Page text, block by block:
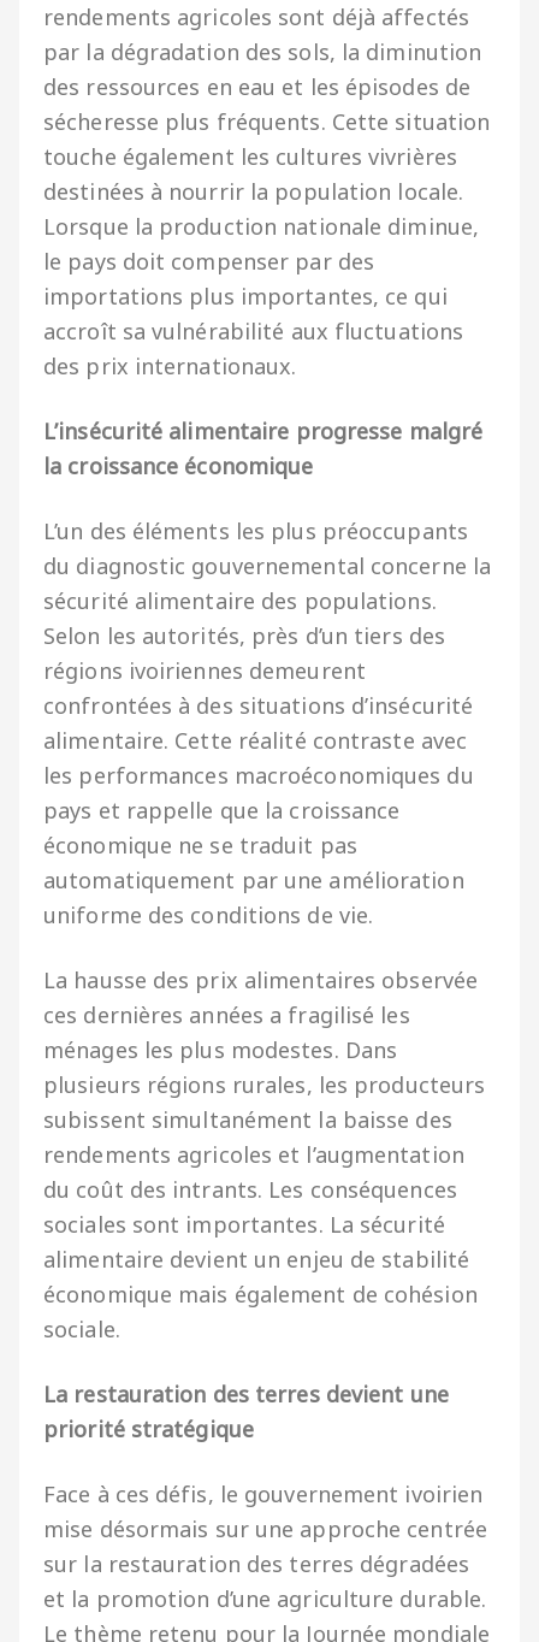
rendements agricoles sont déjà affectés
par la dégradation des sols, la diminution
des ressources en eau et les épisodes de
sécheresse plus fréquents. Cette situation
touche également les cultures vivrières
destinées à nourrir la population locale.
Lorsque la production nationale diminue,
le pays doit compenser par des
importations plus importantes, ce qui
accroît sa vulnérabilité aux fluctuations
des prix internationaux.
L’insécurité alimentaire progresse malgré
la croissance économique
L’un des éléments les plus préoccupants
du diagnostic gouvernemental concerne la
sécurité alimentaire des populations.
Selon les autorités, près d’un tiers des
régions ivoiriennes demeurent
confrontées à des situations d’insécurité
alimentaire. Cette réalité contraste avec
les performances macroéconomiques du
pays et rappelle que la croissance
économique ne se traduit pas
automatiquement par une amélioration
uniforme des conditions de vie.
La hausse des prix alimentaires observée
ces dernières années a fragilisé les
ménages les plus modestes. Dans
plusieurs régions rurales, les producteurs
subissent simultanément la baisse des
rendements agricoles et l’augmentation
du coût des intrants. Les conséquences
sociales sont importantes. La sécurité
alimentaire devient un enjeu de stabilité
économique mais également de cohésion
sociale.
La restauration des terres devient une
priorité stratégique
Face à ces défis, le gouvernement ivoirien
mise désormais sur une approche centrée
sur la restauration des terres dégradées
et la promotion d’une agriculture durable.
Le thème retenu pour la Journée mondiale